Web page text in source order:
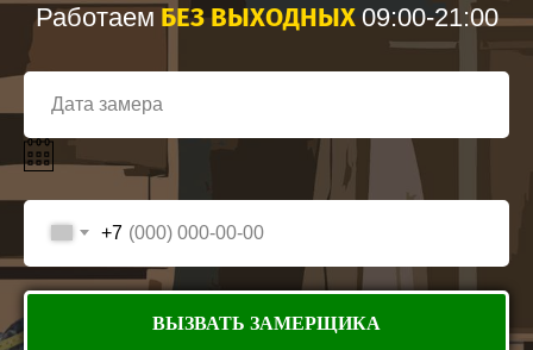
Работаем БЕЗ ВЫХОДНЫХ 09:00-21:00
+7
ВЫЗВАТЬ ЗАМЕРЩИКА